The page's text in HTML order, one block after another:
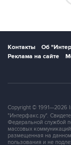
Контакты Об
Реклама на сайте
Copyright © 1991—2026
"Интерфакс.ру".
Федеральной службой
массовых
размещенная на
пользования и не